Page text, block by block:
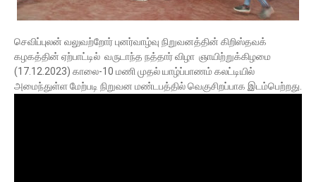
செவிப்புலன் வலுவற்றோர் புனர்வாழ்வு நிறுவனத்தின் கிறிஸ்தவக்
கழகத்தின் ஏற்பாட்டில் வருடாந்த நத்தார் விழா ஞாயிற்றுக்கிழமை
(17.12.2023) காலை-10 மணி முதல் யாழ்ப்பாணம் கலட்டியில்
அமைந்துள்ள மேற்படி நிறுவன மண்டபத்தில் வெகுசிறப்பாக இடம்பெற்றது.